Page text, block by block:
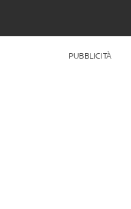
PUBBLICITÀ